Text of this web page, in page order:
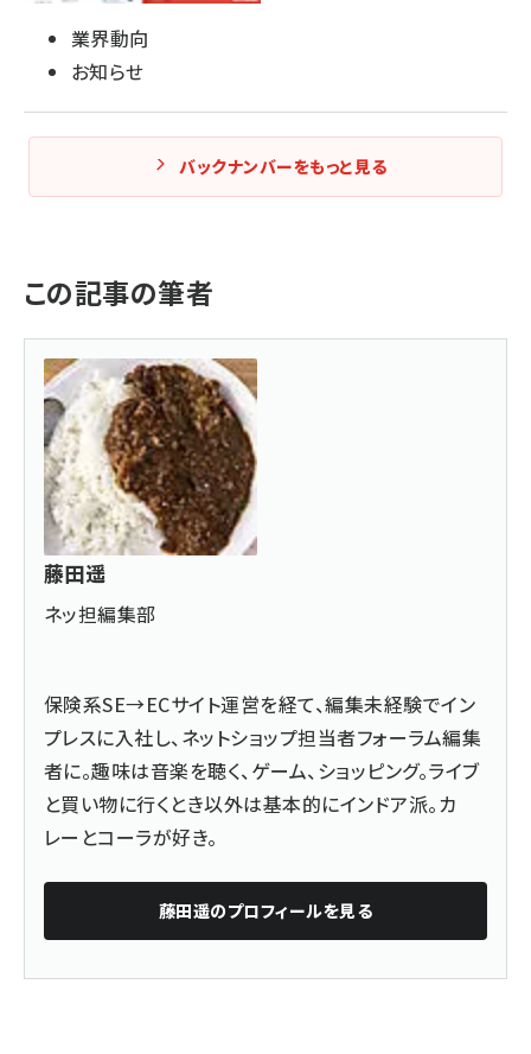
業界動向
お知らせ
バックナンバーをもっと見る
この記事の筆者
藤田遥
ネッ担編集部
保険系SE→ECサイト運営を経て、編集未経験でイン
プレスに入社し、ネットショップ担当者フォーラム編集
者に。趣味は音楽を聴く、ゲーム、ショッピング。ライブ
と買い物に行くとき以外は基本的にインドア派。カ
レーとコーラが好き。
藤田遥のプロフィールを見る